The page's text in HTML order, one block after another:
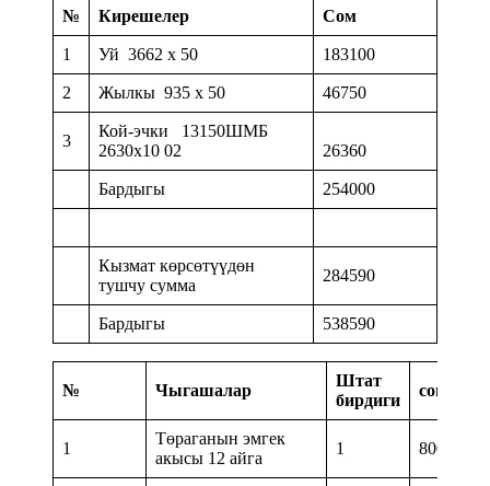
№ Кирешелер Сом
1 Уй 3662 х 50 183100
2 Жылкы 935 х 50 46750
3
Кой-эчки 13150ШМБ
2630х10 02
26360
Бардыгы 254000
Кызмат көрсөтүүдөн
тушчу сумма
284590
Бардыгы 538590
№ Чыгашалар
Штат
бирдиги
сом
1
Төраганын эмгек
акысы 12 айга
1 8000